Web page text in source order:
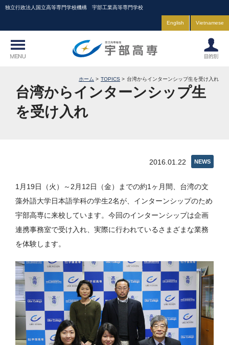
独立行政法人国立高等専門学校機構 宇部工業高等専門学校
English Vietnamese
ホーム TOPICS 台湾からインターンシップ生を受け入れ
台湾からインターンシップ生
を受け入れ
NEWS
2016.01.22
1月19日（火）～2月12日（金）までの約1ヶ月間、台湾の文
藻外語大学日本語学科の学生2名が、インターンシップのため
宇部高専に来校しています。今回のインターンシップは企画
連携事務室で受け入れ、実際に行われているさまざまな業務
を体験します。